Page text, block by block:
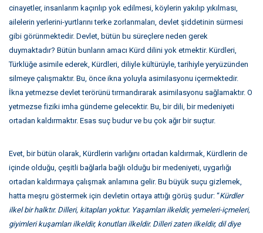
cinayetler, insanlarım kaçırılıp yok edilmesi, köylerin yakılıp yıkılması,
ailelerin yerlerini-yurtlarını terke zorlanmaları, devlet şiddetinin sürmesi
gibi görünmektedir. Devlet, bütün bu süreçlere neden gerek
duymaktadır? Bütün bunların amacı Kürd dilini yok etmektir. Kürdleri,
Türklüğe asimile ederek, Kürdleri, diliyle kültürüyle, tarihiyle yeryüzünden
silmeye çalışmaktır. Bu, önce ikna yoluyla asimilasyonu içermektedir.
İkna yetmezse devlet terörünü tırmandırarak asimilasyonu sağlamaktır. O
yetmezse fiziki imha gündeme gelecektir. Bu, bir dili, bir medeniyeti
ortadan kaldırmaktır. Esas suç budur ve bu çok ağır bir suçtur.
Evet, bir bütün olarak, Kürdlerin varlığını ortadan kaldırmak, Kürdlerin de
içinde olduğu, çeşitli bağlarla bağlı olduğu bir medeniyeti, uygarlığı
ortadan kaldırmaya çalışmak anlamına gelir. Bu büyük suçu gizlemek,
hatta meşru göstermek için devletin ortaya attığı görüş şudur: “Kürdler
ilkel bir halktır. Dilleri, kitapları yoktur. Yaşamları ilkeldir, yemeleri-içmeleri,
giyimleri kuşamları ilkeldir, konutları ilkeldir. Dilleri zaten ilkeldir, dil diye